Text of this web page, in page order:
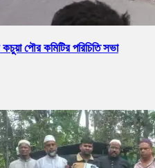
পৌর কমিটির পরিচিতি সভা